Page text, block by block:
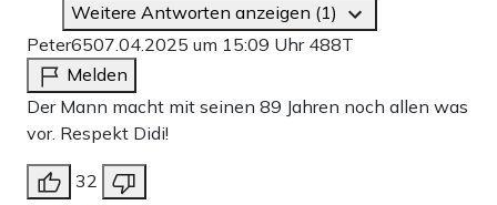
Weitere Antworten anzeigen (1)
Peter6507.04.2025 um 15:09 Uhr 488T
Melden
Der Mann macht mit seinen 89 Jahren noch allen was
vor. Respekt Didi!
32